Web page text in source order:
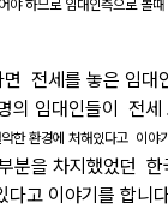
야 하므로 임대인측으로 볼
면 전세를 놓은 임
의 임대인들이 전세
한 환경에 처해있다고 이야
분을 차지했었던 한
고 이야기를 합니